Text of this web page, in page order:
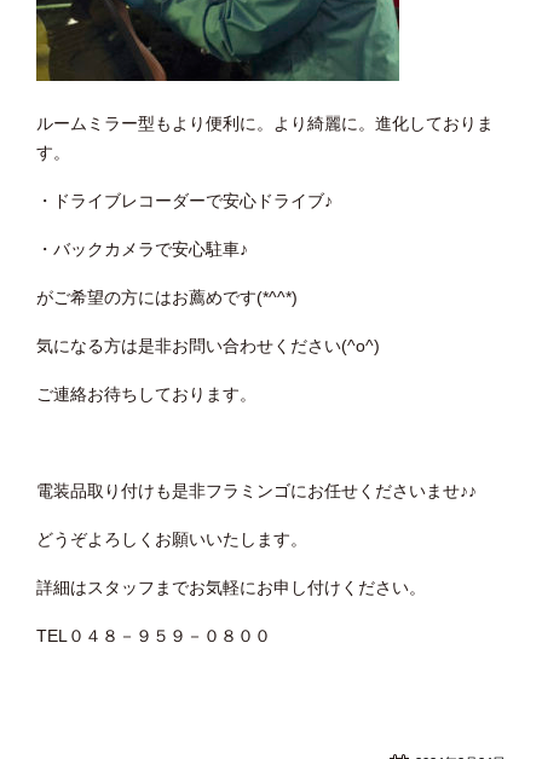
ルームミラー型もより便利に。より綺麗に。進化しておりま
す。
・ドライブレコーダーで安心ドライブ♪
・バックカメラで安心駐車♪
がご希望の方にはお薦めです(*^^*)
気になる方は是非お問い合わせください(^o^)
ご連絡お待ちしております。
電装品取り付けも是非フラミンゴにお任せくださいませ♪♪
どうぞよろしくお願いいたします。
詳細はスタッフまでお気軽にお申し付けください。
TEL０４８－９５９－０８００